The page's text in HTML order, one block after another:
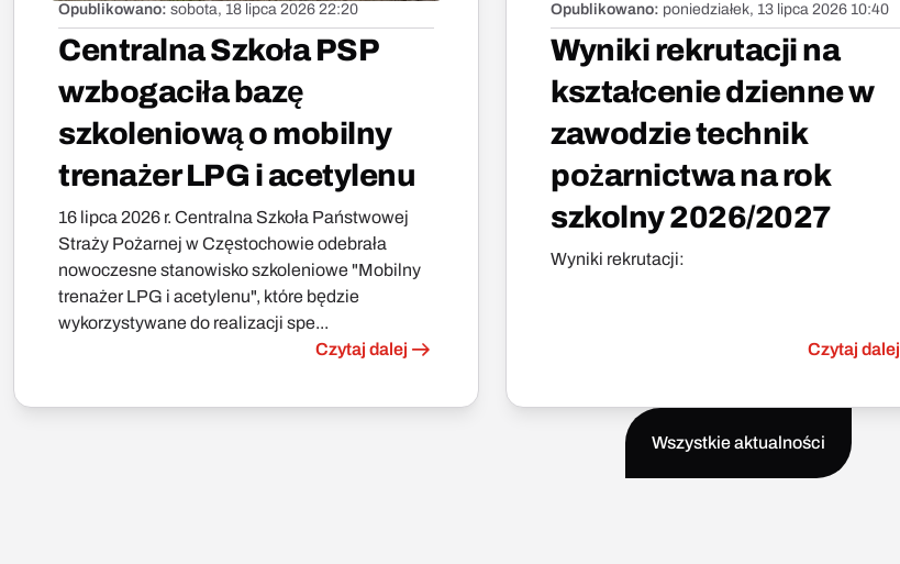
Opublikowano: sobota, 18 lipca 2026 22:20
Centralna Szkoła PSP
wzbogaciła bazę
szkoleniową o mobilny
trenażer LPG i acetylenu
16 lipca 2026 r. Centralna Szkoła Państwowej
Straży Pożarnej w Częstochowie odebrała
nowoczesne stanowisko szkoleniowe "Mobilny
trenażer LPG i acetylenu", które będzie
wykorzystywane do realizacji spe...
Czytaj dalej
Opublikowano: poniedziałek, 13 lipca 2026 10:40
Wyniki rekrutacji na
kształcenie dzienne w
zawodzie technik
pożarnictwa na rok
szkolny 2026/2027
Wyniki rekrutacji:
Czytaj dalej
Wszystkie aktualności